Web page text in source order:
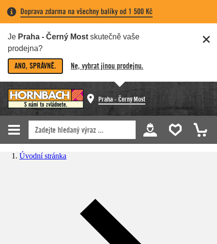
Doprava zdarma na všechny balíky od 1 500 Kč
Je Praha - Černý Most skutečně vaše
prodejna?
ANO, SPRÁVNĚ. Ne, vybrat jinou prodejnu.
Praha - Černý Most
Úvodní stránka